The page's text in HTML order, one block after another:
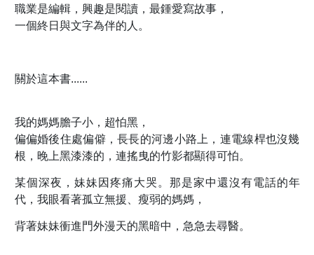
職業是編輯，興趣是閱讀，最鍾愛寫故事，
一個終日與文字為伴的人。
關於這本書......
我的媽媽膽子小，超怕黑，
偏偏婚後住處偏僻，長長的河邊小路上，連電線桿也沒幾
根，晚上黑漆漆的，連搖曳的竹影都顯得可怕。
某個深夜，妹妹因疼痛大哭。那是家中還沒有電話的年
代，我眼看著孤立無援、瘦弱的媽媽，
背著妹妹衝進門外漫天的黑暗中，急急去尋醫。